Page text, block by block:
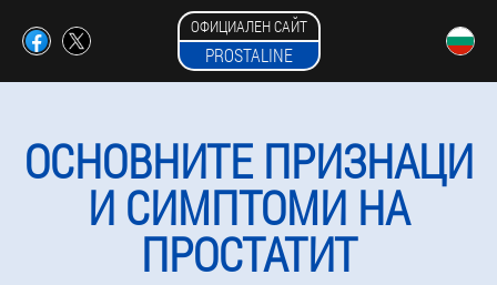
ОФИЦИАЛЕН САЙТ
PROSTALINE
ОСНОВНИТЕ ПРИЗНАЦИ
И СИМПТОМИ НА
ПРОСТАТИТ